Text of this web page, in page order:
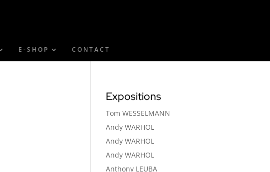
E-SHOP CONTACT
Expositions
Tom WESSELMANN
Andy WARHOL
Andy WARHOL
Andy WARHOL
Anthony LEUBA